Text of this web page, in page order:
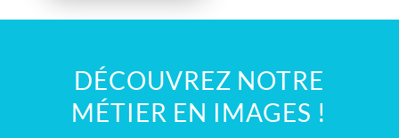
DÉCOUVREZ NOTRE
MÉTIER EN IMAGES !